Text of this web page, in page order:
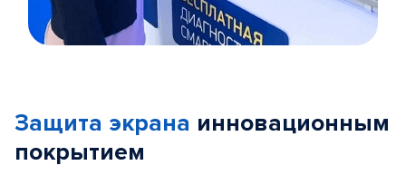
5
Защита экрана инновационным
покрытием